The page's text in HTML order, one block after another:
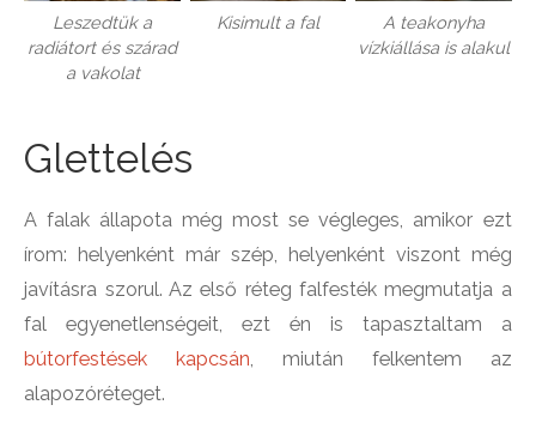
Leszedtük a
radiátort és szárad
a vakolat
Kisimult a fal
A teakonyha
vízkiállása is alakul
Glettelés
A falak állapota még most se végleges, amikor ezt
írom: helyenként már szép, helyenként viszont még
javításra szorul. Az első réteg falfesték megmutatja a
fal egyenetlenségeit, ezt én is tapasztaltam a
bútorfestések kapcsán, miután felkentem az
alapozóréteget.